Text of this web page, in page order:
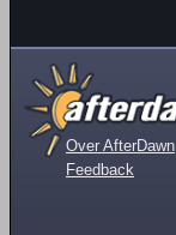
Over AfterDawn
Feedback